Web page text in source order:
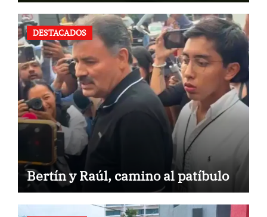
DESTACADOS
Bertín y Raúl, camino al patíbulo